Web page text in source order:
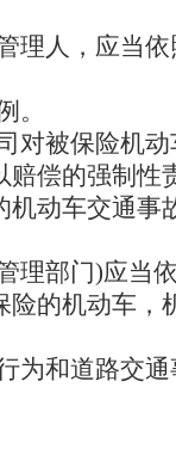
理人，应当
。
对被保险机
偿的强制性
动车交通事
理部门)应当
的机动车，
为和道路交